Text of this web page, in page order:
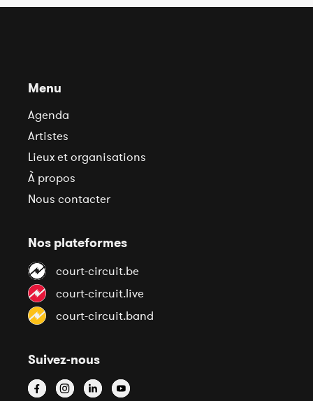
Menu
Agenda
Artistes
Lieux et organisations
À propos
Nous contacter
Nos plateformes
court-circuit.be
court-circuit.live
court-circuit.band
Suivez-nous